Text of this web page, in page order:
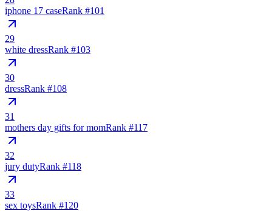
iphone 17 caseRank #101
29
white dressRank #103
30
dressRank #108
31
mothers day gifts for momRank #117
32
jury dutyRank #118
33
sex toysRank #120